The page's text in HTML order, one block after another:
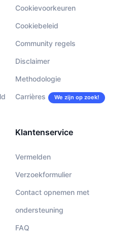
Cookievoorkeuren
Cookiebeleid
Community regels
Disclaimer
Methodologie
Carrières We zijn op zoek!
Klantenservice
Vermelden
Verzoekformulier
Contact opnemen met
ondersteuning
FAQ